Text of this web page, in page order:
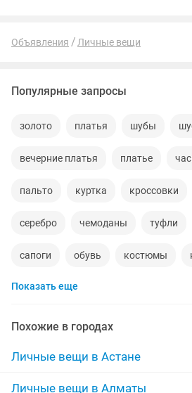
Объявления Личные вещи
Популярные запросы
золото платья шубы
вечерние платья платье
пальто куртка кроссовки
серебро чемоданы туфли
сапоги обувь костюмы
норковые шубы новые
инвалидные коляски
золотые цепочки свадебное
Показать еще
Похожие в городах
Личные вещи в Астане
Личные вещи в Алматы